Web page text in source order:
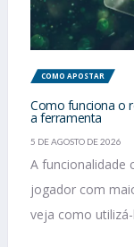
COMO APOSTAR
Como funciona o
a ferramenta
5 DE AGOSTO DE 2026
A funcionalidade
jogador com
veja como utilizá-